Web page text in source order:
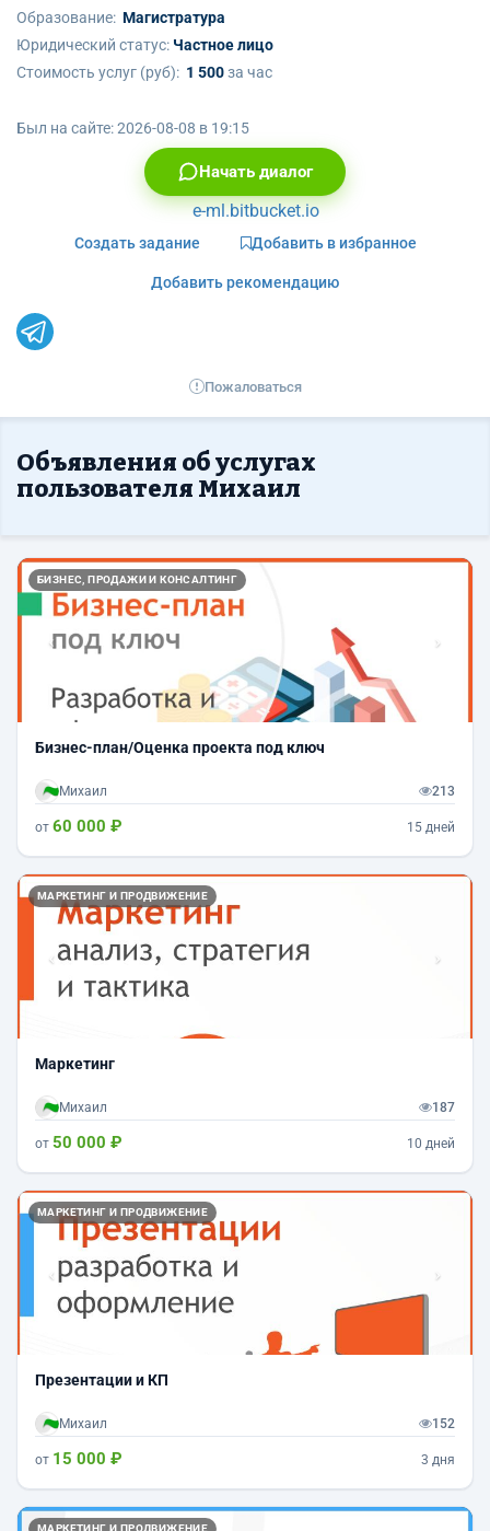
Образование: Магистратура
Юридический статус: Частное лицо
Стоимость услуг (руб): 1 500за час
Был на сайте:2026-08-08 в 19:15
Начать диалог
e-ml.bitbucket.io
Создать задание Добавить в избранное
Добавить рекомендацию
Пожаловаться
Объявления об услугах
пользователя Михаил
БИЗНЕС, ПРОДАЖИ И КОНСАЛТИНГ
Назад
Бизнес-план/Оценка проекта под ключ
Михаил 213
от 60 000 ₽ 15 дней
МАРКЕТИНГ И ПРОДВИЖЕНИЕ
Назад
Маркетинг
Михаил 187
от 50 000 ₽ 10 дней
МАРКЕТИНГ И ПРОДВИЖЕНИЕ
Назад
Презентации и КП
Михаил 152
от 15 000 ₽ 3 дня
МАРКЕТИНГ И ПРОДВИЖЕНИЕ
Назад